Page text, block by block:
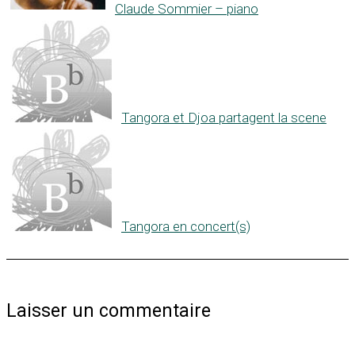
Claude Sommier – piano
Tangora et Djoa partagent la scene
Tangora en concert(s)
Laisser un commentaire